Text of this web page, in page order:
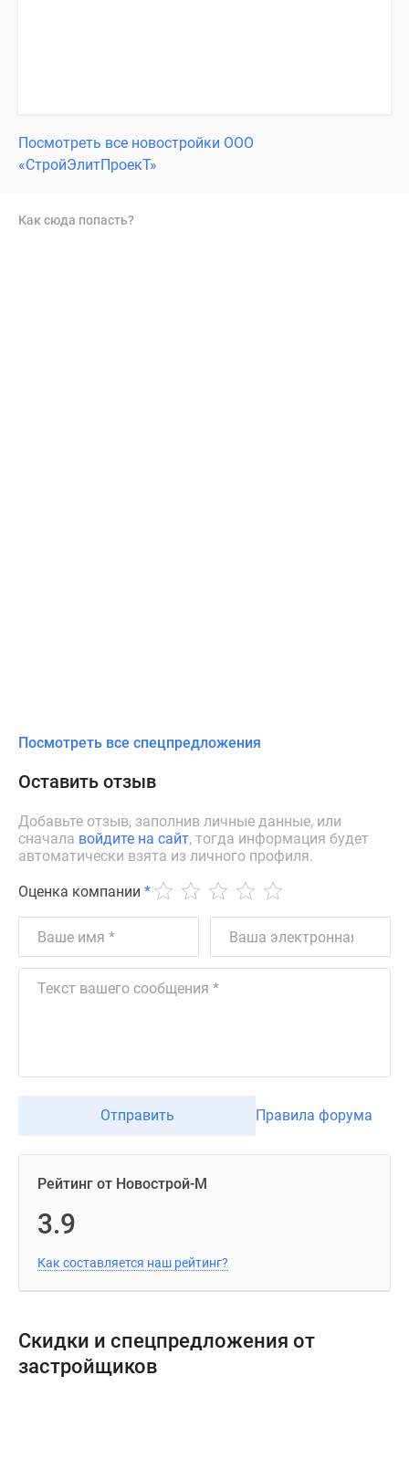
Посмотреть все новостройки ООО
«СтройЭлитПроекТ»
Как сюда попасть?
Посмотреть все спецпредложения
Оставить отзыв
Добавьте отзыв, заполнив личные данные, или
сначала войдите на сайт, тогда информация будет
автоматически взята из личного профиля.
Оценка компании *
Отправить Правила форума
Рейтинг от Новострой-М
3.9
Как составляется наш рейтинг?
Скидки и спецпредложения от
застройщиков